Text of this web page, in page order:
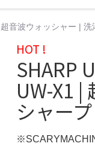
音波ウォッシャー | 洗
HOT !
SHARP
UW-X1 |
シャープ